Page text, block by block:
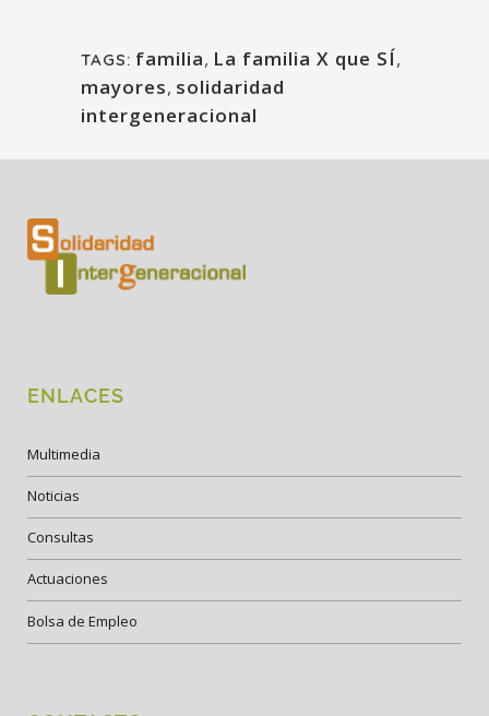
TAGS: familia, La familia X que SÍ,
mayores, solidaridad
intergeneracional
ENLACES
Multimedia
Noticias
Consultas
Actuaciones
Bolsa de Empleo